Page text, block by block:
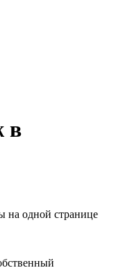
в
на одной странице